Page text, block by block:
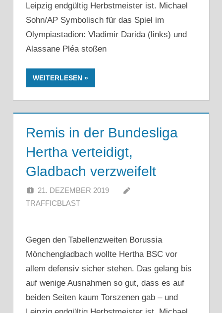
Leipzig endgültig Herbstmeister ist. Michael
Sohn/AP Symbolisch für das Spiel im
Olympiastadion: Vladimir Darida (links) und
Alassane Pléa stoßen
WEITERLESEN
Remis in der Bundesliga
Hertha verteidigt,
Gladbach verzweifelt
21. DEZEMBER 2019
TRAFFICBLAST
Gegen den Tabellenzweiten Borussia
Mönchengladbach wollte Hertha BSC vor
allem defensiv sicher stehen. Das gelang bis
auf wenige Ausnahmen so gut, dass es auf
beiden Seiten kaum Torszenen gab – und